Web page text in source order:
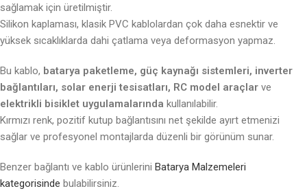
sağlamak için üretilmiştir.
Silikon kaplaması, klasik PVC kablolardan çok daha esnektir ve
yüksek sıcaklıklarda dahi çatlama veya deformasyon yapmaz.
Bu kablo, batarya paketleme, güç kaynağı sistemleri, inverter
bağlantıları, solar enerji tesisatları, RC model araçlar ve
elektrikli bisiklet uygulamalarında kullanılabilir.
Kırmızı renk, pozitif kutup bağlantısını net şekilde ayırt etmenizi
sağlar ve profesyonel montajlarda düzenli bir görünüm sunar.
Benzer bağlantı ve kablo ürünlerini Batarya Malzemeleri
kategorisinde bulabilirsiniz.